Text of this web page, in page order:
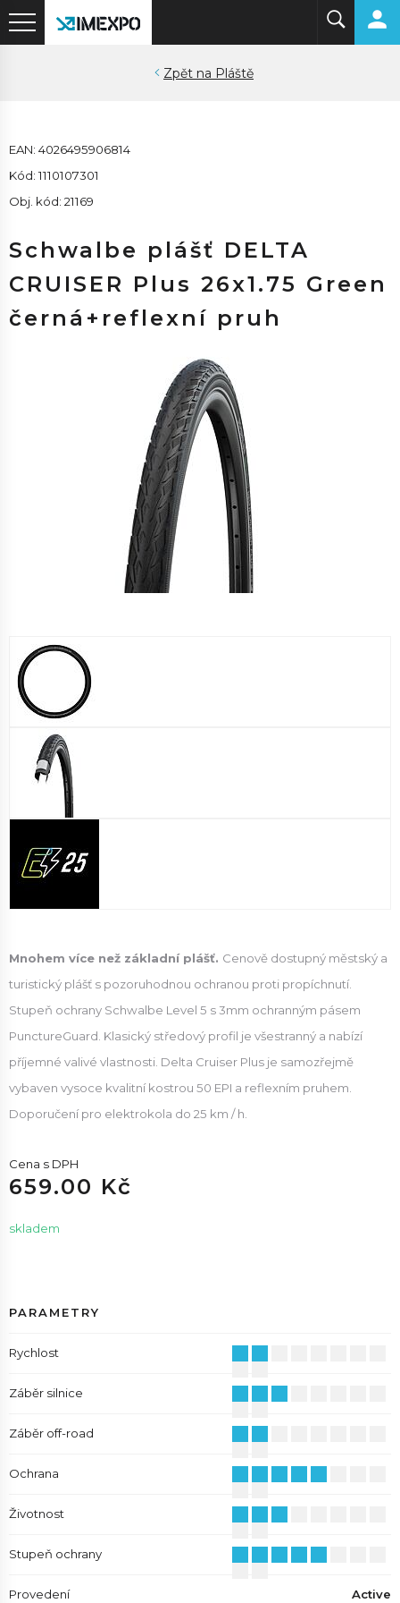
Pláště
EAN: 4026495906814
Kód: 1110107301
Obj. kód: 21169
Schwalbe plášť DELTA
CRUISER Plus 26x1.75 Green
černá+reflexní pruh
Mnohem více než základní plášť. Cenově dostupný městský a
turistický plášť s pozoruhodnou ochranou proti propíchnutí.
Stupeň ochrany Schwalbe Level 5 s 3mm ochranným pásem
PunctureGuard. Klasický středový profil je všestranný a nabízí
příjemné valivé vlastnosti. Delta Cruiser Plus je samozřejmě
vybaven vysoce kvalitní kostrou 50 EPI a reflexním pruhem.
Doporučení pro elektrokola do 25 km / h.
Cena s DPH
659.00 Kč
skladem
PARAMETRY
Rychlost
Záběr silnice
Záběr off-road
Ochrana
Životnost
Stupeň ochrany
Provedení Active